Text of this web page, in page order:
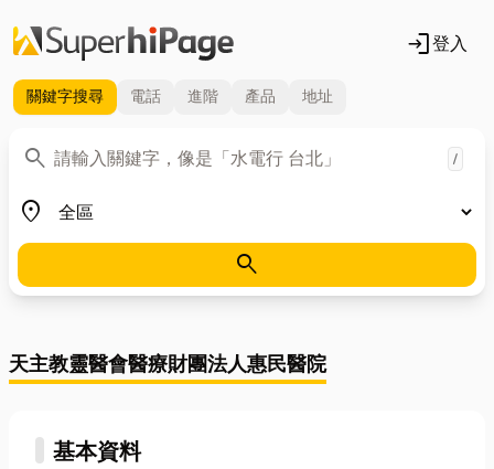
login登入
關鍵字搜尋 電話 進階 產品 地址
search
關鍵字 /
place
地區
search
天主教靈醫會醫療財團法人惠民醫院
基本資料